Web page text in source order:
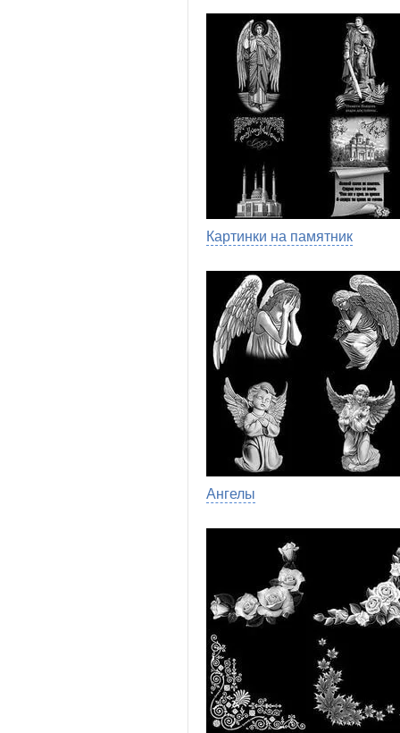
Картинки на памятник
Ангелы